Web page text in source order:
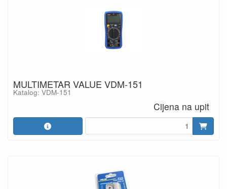
MULTIMETAR VALUE VDM-151
Katalog: VDM-151
Cijena na upit